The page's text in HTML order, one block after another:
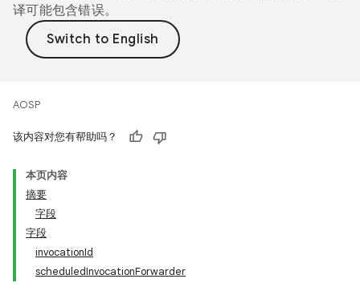
译可能包含错误。
AOSP
该内容对您有帮助吗？
本页内容
摘要
字段
字段
invocationId
scheduledInvocationForwarder